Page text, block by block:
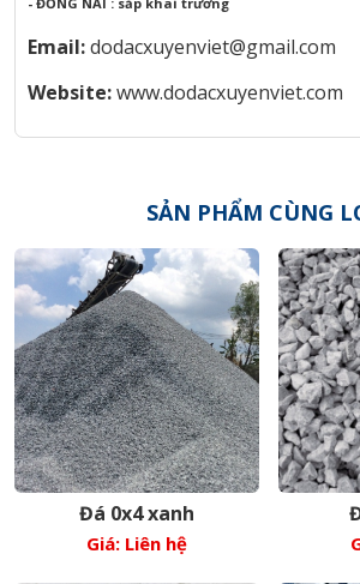
Email:dodacxuyenviet@gmail.com
Website:www.dodacxuyenviet.com
SẢN PHẨM CÙNG
Đá 0x4 xanh
Giá: Liên hệ